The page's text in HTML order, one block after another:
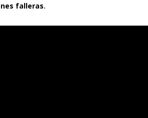
falleras.